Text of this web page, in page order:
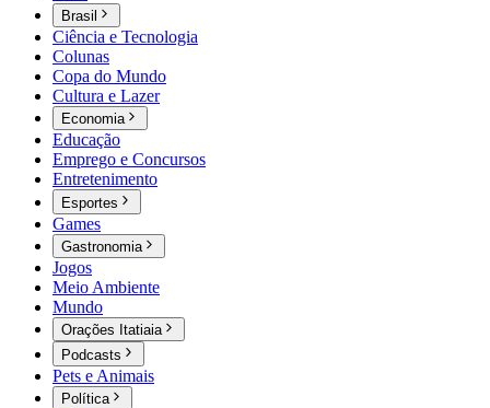
Brasil
Ciência e Tecnologia
Colunas
Copa do Mundo
Cultura e Lazer
Economia
Educação
Emprego e Concursos
Entretenimento
Esportes
Games
Gastronomia
Jogos
Meio Ambiente
Mundo
Orações Itatiaia
Podcasts
Pets e Animais
Política